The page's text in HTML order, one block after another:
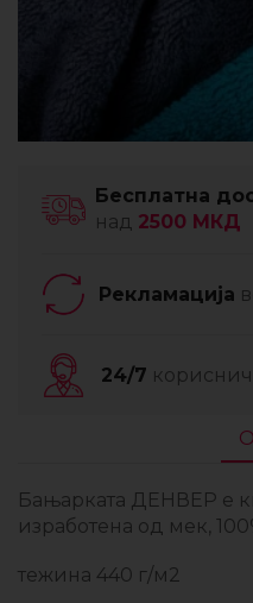
Бесплатна
над 2500 МКД
Рекламација
24/7
Бањарката ДЕНВЕР е
изработена од мек,
тежина 440 г/м2